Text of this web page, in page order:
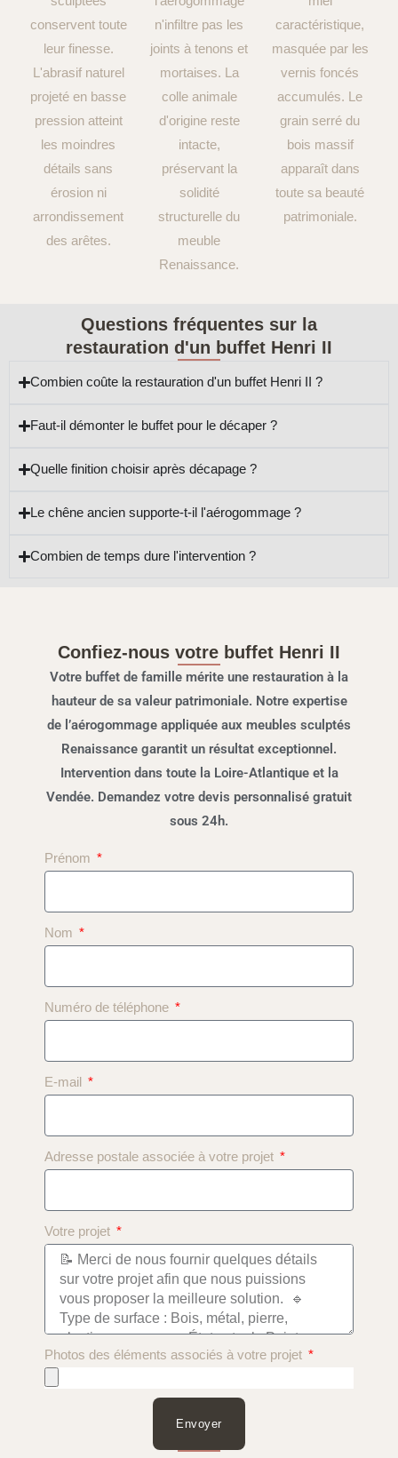
conservent toute
leur finesse.
L'abrasif naturel
projeté en basse
pression atteint
les moindres
détails sans
érosion ni
arrondissement
des arêtes.
n'infiltre pas les
joints à tenons et
mortaises. La
colle animale
d'origine reste
intacte,
préservant la
solidité
structurelle du
meuble
Renaissance.
caractéristique,
masquée par les
vernis foncés
accumulés. Le
grain serré du
bois massif
apparaît dans
toute sa beauté
patrimoniale.
Questions fréquentes sur la
restauration d'un buffet Henri II
Combien coûte la restauration d'un buffet Henri II ?
Faut-il démonter le buffet pour le décaper ?
Quelle finition choisir après décapage ?
Le chêne ancien supporte-t-il l'aérogommage ?
Combien de temps dure l'intervention ?
Confiez-nous votre buffet Henri II
Votre buffet de famille mérite une restauration à la
hauteur de sa valeur patrimoniale. Notre expertise
de l’aérogommage appliquée aux meubles sculptés
Renaissance garantit un résultat exceptionnel.
Intervention dans toute la Loire-Atlantique et la
Vendée. Demandez votre devis personnalisé gratuit
sous 24h.
Prénom
Nom
Numéro de téléphone
E-mail
Adresse postale associée à votre projet
Votre projet
Photos des éléments associés à votre projet
Envoyer